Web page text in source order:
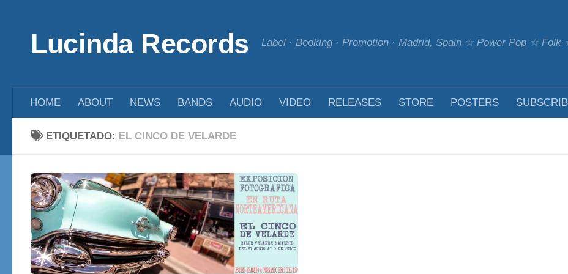
Lucinda Records Label · Booking · Promotion · Madrid, Spain ☆ Power Pop ☆
HOME ABOUT NEWS BANDS AUDIO VIDEO RELEASES STORE POSTERS
ETIQUETADO: EL CINCO DE VELARDE